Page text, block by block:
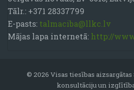
Tālr.: +371 28337799
E-pasts: talmaciba@llkc.lv
Mājas lapa internetā: http://
© 2026 Visas tiesības aizsargātas
konsultāciju un